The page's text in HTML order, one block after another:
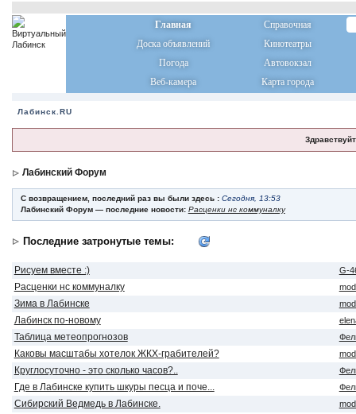
Главная
Справочная
Доска объявлений
Кинотеатры
Погода
Автовокзал
Веб-камера
Карта города
Лабинск.RU
Лабинский Форум
С возвращением, последний раз вы были здесь : Сегодня, 13:53
Лабинский Форум — последние новости: Расценки нс коммуналку
Последние затронутые темы:
Рисуем вместе :) G-
Расценки нс коммуналку
Зима в Лабинске
Лабинск по-новому
Таблица метеопрогнозов
Каковы масштабы хотелок ЖКХ-грабителей?
Круглосуточно - это сколько часов?..
Где в Лабинске купить шкуры песца и поче...
Сибирский Ведмедь в Лабинске.